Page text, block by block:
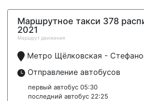
Маршрутное такси 378
2021
Маршрут движения
Метро Щёлковская -
Отправление автобусов
первый автобус 05:30
последний автобус 22:25